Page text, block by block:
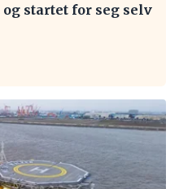
og startet for seg selv